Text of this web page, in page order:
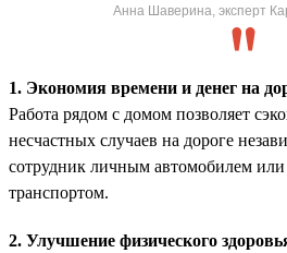
Анна Шаверина, эксперт
1. Экономия времени и денег на
Работа рядом с домом позволяет
несчастных случаев на дороге
сотрудник личным автомобилем
транспортом.
2. Улучшение физического